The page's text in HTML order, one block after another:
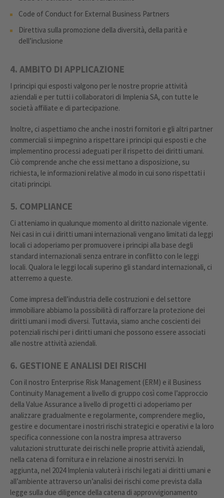
Code of Conduct for External Business Partners
Direttiva sulla promozione della diversità, della parità e
dell’inclusione
4. AMBITO DI APPLICAZIONE
I principi qui esposti valgono per le nostre proprie attività
aziendali e per tutti i collaboratori di Implenia SA, con tutte le
società affiliate e di partecipazione.
Inoltre, ci aspettiamo che anche i nostri fornitori e gli altri partner
commerciali si impegnino a rispettare i principi qui esposti e che
implementino processi adeguati per il rispetto dei diritti umani.
Ciò comprende anche che essi mettano a disposizione, su
richiesta, le informazioni relative al modo in cui sono rispettati i
citati principi.
5. COMPLIANCE
Ci atteniamo in qualunque momento al diritto nazionale vigente.
Nei casi in cui i diritti umani internazionali vengano limitati da leggi
locali ci adoperiamo per promuovere i principi alla base degli
standard internazionali senza entrare in conflitto con le leggi
locali. Qualora le leggi locali superino gli standard internazionali, ci
atterremo a queste.
Come impresa dell’industria delle costruzioni e del settore
immobiliare abbiamo la possibilità di rafforzare la protezione dei
diritti umani i modi diversi. Tuttavia, siamo anche coscienti dei
potenziali rischi per i diritti umani che possono essere associati
alle nostre attività aziendali.
6. GESTIONE E ANALISI DEI RISCHI
Con il nostro Enterprise Risk Management (ERM) e il Business
Continuity Management a livello di gruppo così come l’approccio
della Value Assurance a livello di progetti ci adoperiamo per
analizzare gradualmente e regolarmente, comprendere meglio,
gestire e documentare i nostri rischi strategici e operativi e la loro
specifica connessione con la nostra impresa attraverso
valutazioni strutturate dei rischi nelle proprie attività aziendali,
nella catena di fornitura e in relazione ai nostri servizi. In
aggiunta, nel 2024 Implenia valuterà i rischi legati ai diritti umani e
all’ambiente attraverso un’analisi dei rischi come prevista dalla
legge sulla due diligence della catena di approvvigionamento